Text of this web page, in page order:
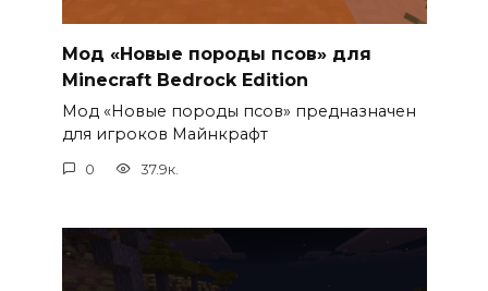
Мод «Новые породы псов» для
Minecraft Bedrock Edition
Мод «Новые породы псов» предназначен
для игроков Майнкрафт
0 37.9к.